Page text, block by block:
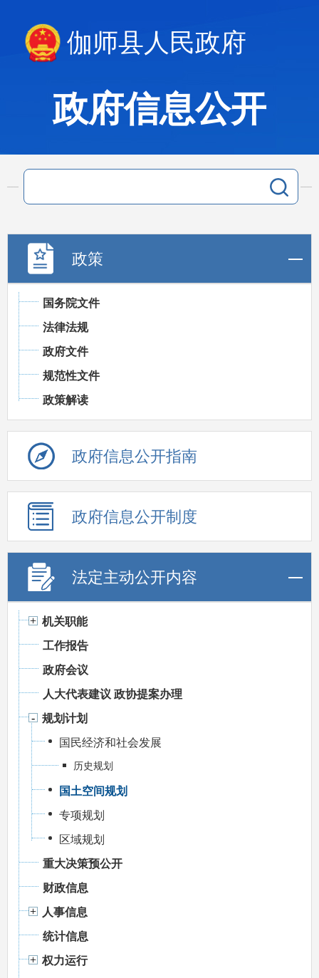
伽师县人民政府
政府信息公开
政策
国务院文件
法律法规
政府文件
规范性文件
政策解读
政府信息公开指南
政府信息公开制度
法定主动公开内容
机关职能
工作报告
政府会议
人大代表建议 政协提案办理
规划计划
国民经济和社会发展
历史规划
国土空间规划
专项规划
区域规划
重大决策预公开
财政信息
人事信息
统计信息
权力运行